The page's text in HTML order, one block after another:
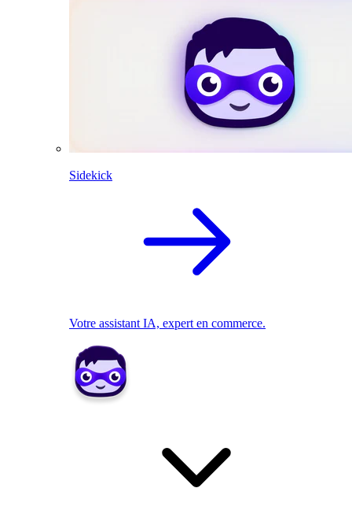
Sidekick
Votre assistant IA, expert en commerce.